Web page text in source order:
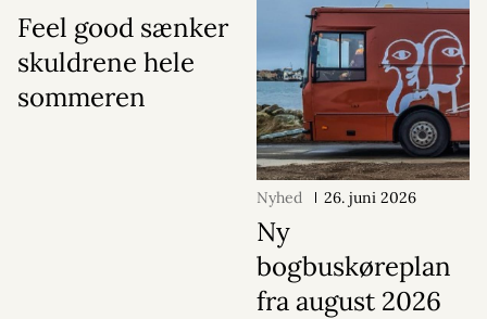
Feel good sænker
skuldrene hele
sommeren
Nyhed 26. juni 2026
Ny
bogbuskøreplan
fra august 2026